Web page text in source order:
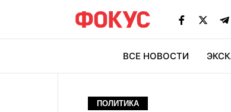
ВСЕ НОВОСТИ
ПОЛИТИКА